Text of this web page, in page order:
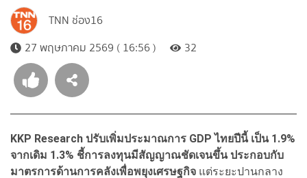
TNN ช่อง16
27 พฤษภาคม 2569 ( 16:56 )
32
KKP Research ปรับเพิ่มประมาณการ GDP ไทยปีนี้ เป็น 1.9%
จากเดิม 1.3% ชี้การลงทุนมีสัญญาณชัดเจนขึ้น ประกอบกับ
มาตรการด้านการคลังเพื่อพยุงเศรษฐกิจ แต่ระยะปานกลาง